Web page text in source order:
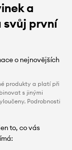
a
svůj první
o nejnovějších
produkty a platí při
s jinými
Podrobnosti
to, co vás